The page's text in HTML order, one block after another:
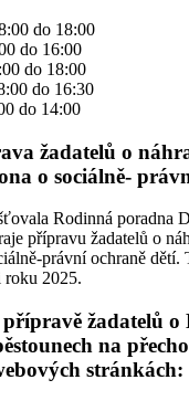
do 18:00
do 16:00
do 18:00
do 16:30
do 14:00
žadatelů o
o sociálně-
Rodinná poradna
přípravu žadatelů o
právní ochraně dětí.
roku 2025.
žadatelů o
na
stránkách: